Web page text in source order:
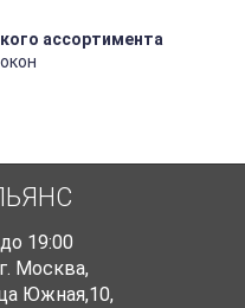
ассортимента
19:00
г. Москва,
Южная,10,